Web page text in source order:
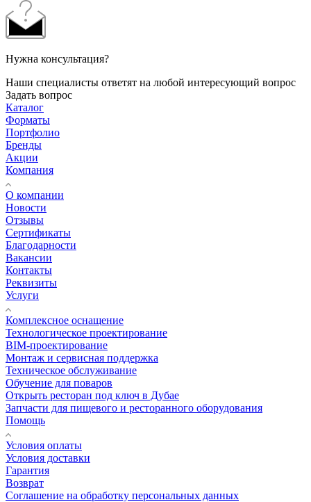
Нужна консультация?
Наши специалисты ответят на любой интересующий вопрос
Задать вопрос
Каталог
Форматы
Портфолио
Бренды
Акции
Компания
О компании
Новости
Отзывы
Сертификаты
Благодарности
Вакансии
Контакты
Реквизиты
Услуги
Комплексное оснащение
Технологическое проектирование
BIM-проектирование
Монтаж и сервисная поддержка
Техническое обслуживание
Обучение для поваров
Открыть ресторан под ключ в Дубае
Запчасти для пищевого и ресторанного оборудования
Помощь
Условия оплаты
Условия доставки
Гарантия
Возврат
Соглашение на обработку персональных данных